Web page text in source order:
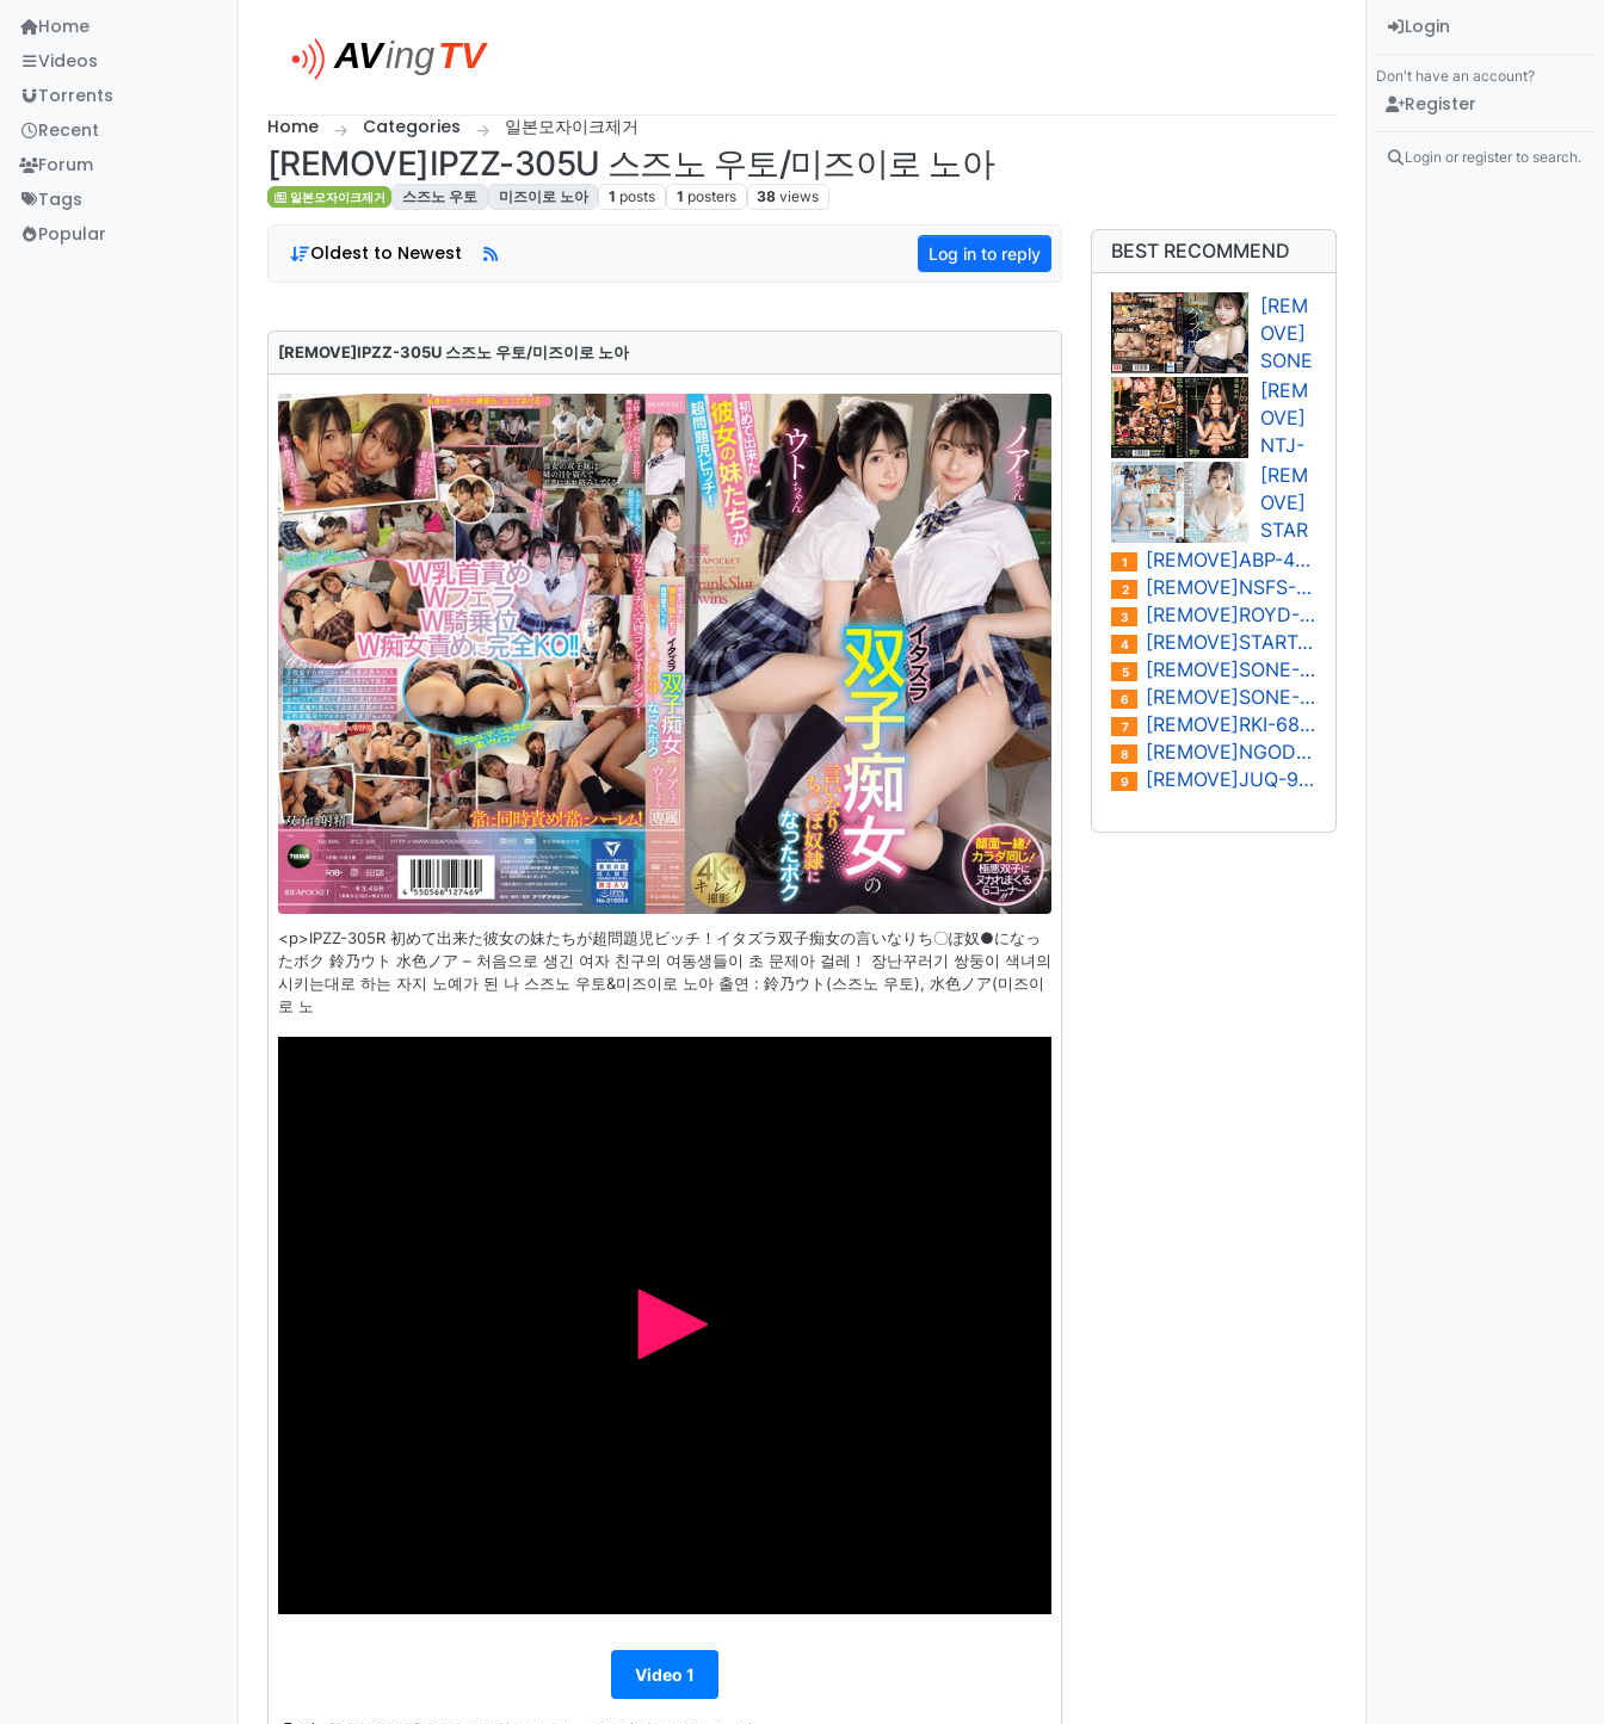
Home
Videos
Torrents
Recent
Forum
Tags
Popular
Home Categories 일본모자이크제거
[REMOVE]IPZZ-305U 스즈노 우토/미즈이로 노아
일본모자이크제거 스즈노 우토 미즈이로 노아 1 posts 1 posters 38 views
Oldest to Newest Log in to reply
[REMOVE]IPZZ-305U 스즈노 우토/미즈이로 노아
<p>IPZZ-305R 初めて出来た彼女の妹たちが超問題児ビッチ！イタズラ双子痴女の言いなりち〇ぽ奴●になっ
たボク 鈴乃ウト 水色ノア – 처음으로 생긴 여자 친구의 여동생들이 초 문제아 걸레！ 장난꾸러기 쌍둥이 색녀의
시키는대로 하는 자지 노예가 된 나 스즈노 우토&미즈이로 노아 출연 : 鈴乃ウト(스즈노 우토), 水色ノア(미즈이
로 노
Video 1
BEST RECOMMEND
[REM
OVE]
SONE
-
394U
고조
오 렌
[REM
OVE]
NTJ-
011U
사쿠
라 세
나/미
즈시
마 아
이
[REM
OVE]
STAR
S-
573U
카미
키 레
이
1 [REMOVE]ABP-402U
2 [REMOVE]NSFS-401U 오노사카 유이카
3 [REMOVE]ROYD-030U 키노시타 히마리/하나자와 히마리
4 [REMOVE]START-182U 미온
5 [REMOVE]SONE-400U 하나 아리스
6 [REMOVE]SONE-387U 키요하라 미유
7 [REMOVE]RKI-683U 모나미 스즈
8 [REMOVE]NGOD-227U 하타노 유이/쿠로키 레이나
9 [REMOVE]JUQ-931U 카노우 아이
Login
Don't have an account?
Register
Login or register to search.